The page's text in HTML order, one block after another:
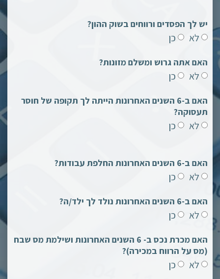
יש לך הפסדים ורווחים בשוק ההון?
לא כן
האם אתה גרוש ומשלם מזונות?
לא כן
האם ב-6 השנים האחרונות הייתה לך תקופה של חוסר
תעסוקה?
לא כן
האם ב-6 השנים האחרונות החלפת עבודות?
לא כן
האם ב-6 השנים האחרונות נולד לך ילד/ה?
לא כן
האם מכרת נכס ב- 6 השנים האחרונות ושילמת מס שבח
(מס על הרווח במכירה)?
לא כן